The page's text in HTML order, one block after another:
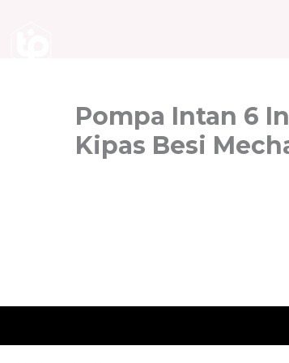
Pompa Intan 6
Kipas Besi